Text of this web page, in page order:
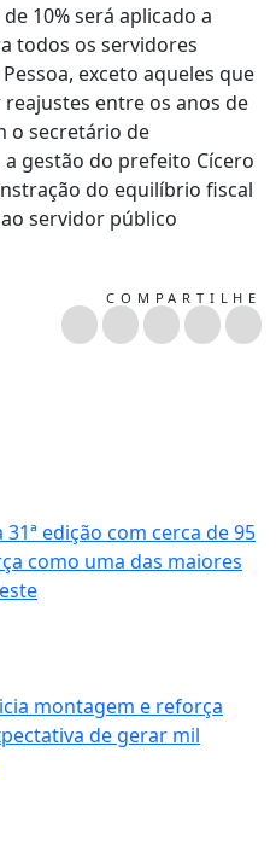
10% será aplicado a
todos os servidores
exceto aqueles que
entre os anos de
o secretário de
gestão do prefeito Cícero
do equilíbrio fiscal
servidor público
COMPARTILHE
edição com cerca de 95
como uma das maiores
montagem e reforça
de gerar mil